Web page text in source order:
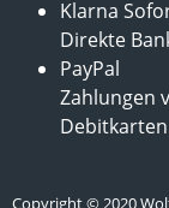
Klarna
Direkte
PayPal
Zahlungen
Copyright © 2020